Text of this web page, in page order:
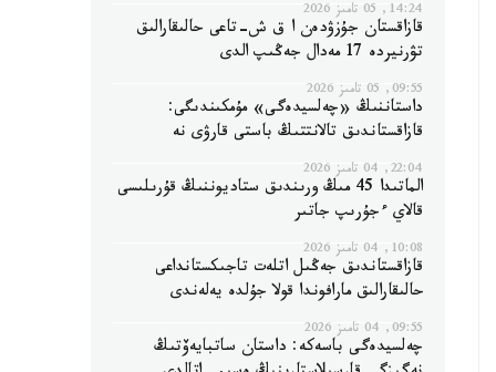
14:24, 05 تامىز 2026
قازاقستان جۇزۋدەن ا ق ش-تاعى حالىقارالىق
تۋرنيردە 17 مەدال جەڭىپ الدى
09:55, 05 تامىز 2026
داستاننىڭ «چەلسيدەگى» مۇمكىندىگى:
قازاقستاندىق تالانتتىڭ باستى قارۋى نە
22:04, 04 تامىز 2026
الماتىدا 45 مىڭ ورىندىق ستاديوننىڭ قۇرىلىسى
قالاي ءجۇرىپ جاتىر
10:08, 04 تامىز 2026
قازاقستاندىق جەڭىل اتلەت تاجىكستانداعى
حالىقارالىق مارافوندا قولا جۇلدە يەلەندى
09:55, 04 تامىز 2026
چەلسيدەگى باسەكە: داستان ساتبايەۆتىڭ